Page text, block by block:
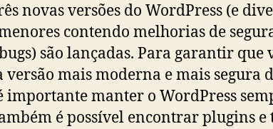
novas versões do WordPress (e
contendo melhorias de
são lançadas. Para garantir que
versão mais moderna e mais segura
importante manter o WordPress
é possível encontrar plugins e